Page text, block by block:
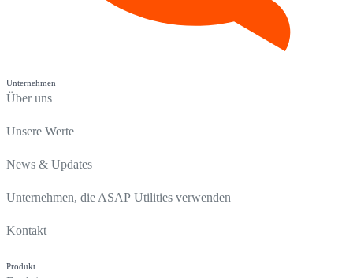
Unternehmen
Über uns
Unsere Werte
News & Updates
Unternehmen, die ASAP Utilities verwenden
Kontakt
Produkt